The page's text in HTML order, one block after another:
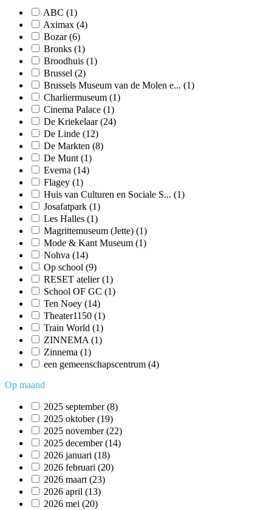
ABC (1)
Aximax (4)
Bozar(6)
Bronks (1)
Broodhuis (1)
Brussel (2)
Brussels Museum van de Molen e... (1)
Charliermuseum (1)
Cinema Palace (1)
De Kriekelaar(24)
De Linde (12)
De Markten (8)
De Munt (1)
Everna (14)
Flagey (1)
Huis van Culturen en Sociale S... (1)
Josafatpark (1)
Les Halles (1)
Magrittemuseum (Jette) (1)
Mode & Kant Museum (1)
Nohva (14)
Op school (9)
RESET atelier(1)
School OF GC (1)
Ten Noey (14)
Theater1150 (1)
Train World (1)
ZINNEMA (1)
Zinnema (1)
een gemeenschapscentrum (4)
Op maand
2025 september(8)
2025 oktober(19)
2025 november(22)
2025 december(14)
2026 januari (18)
2026 februari (20)
2026 maart (23)
2026 april (13)
2026 mei (20)